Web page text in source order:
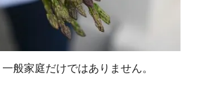
般家庭だけではありません。